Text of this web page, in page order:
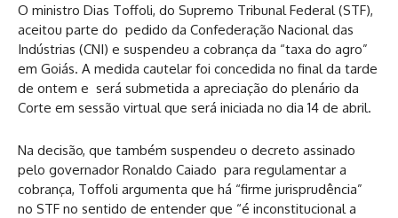
O ministro Dias Toffoli, do Supremo Tribunal Federal (STF),
aceitou parte do pedido da Confederação Nacional das
Indústrias (CNI) e suspendeu a cobrança da “taxa do agro”
em Goiás. A medida cautelar foi concedida no final da tarde
de ontem e será submetida a apreciação do plenário da
Corte em sessão virtual que será iniciada no dia 14 de abril.
Na decisão, que também suspendeu o decreto assinado
pelo governador Ronaldo Caiado para regulamentar a
cobrança, Toffoli argumenta que há “firme jurisprudência”
no STF no sentido de entender que “é inconstitucional a